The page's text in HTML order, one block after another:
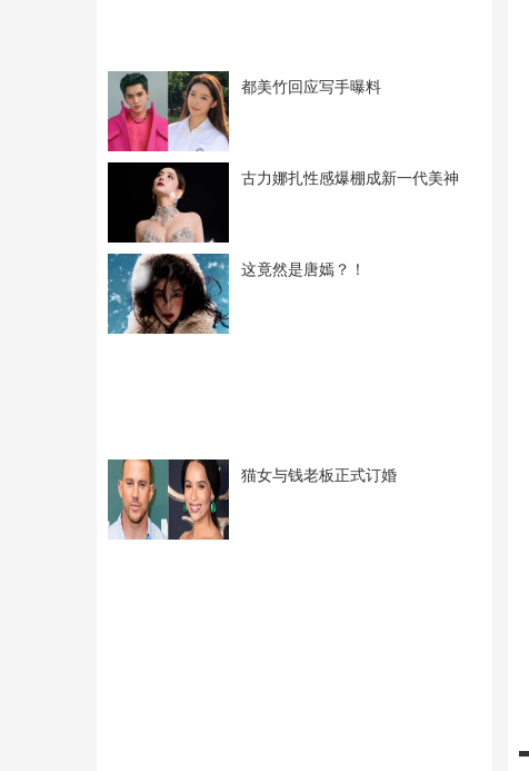
都美竹回应写手曝料
古力娜扎性感爆棚成新一代美神
这竟然是唐嫣？！
猫女与钱老板正式订婚